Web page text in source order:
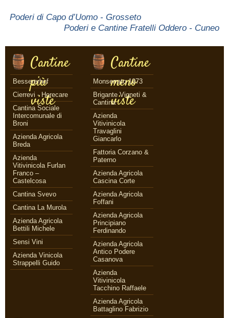
Poderi di Capo d’Uomo - Grosseto
Poderi e Cantine Fratelli Oddero - Cuneo
Cantine
più
viste
Bessererhof
Cierrevi - Horecare
Cantina Sociale
Intercomunale di
Broni
Azienda Agricola
Breda
Azienda
Vitivinicola Furlan
Franco –
Castelcosa
Cantina Svevo
Cantina La Murola
Azienda Agricola
Bettili Michele
Sensi Vini
Azienda Vinicola
Strappelli Guido
Cantine
meno
viste
Monserrato 1973
Brigante Vigneti &
Cantina
Azienda
Vitivinicola
Travaglini
Giancarlo
Fattoria Corzano &
Paterno
Azienda Agricola
Cascina Corte
Azienda Agricola
Foffani
Azienda Agricola
Principiano
Ferdinando
Azienda Agricola
Antico Podere
Casanova
Azienda
Vitivinicola
Tacchino Raffaele
Azienda Agricola
Battaglino Fabrizio